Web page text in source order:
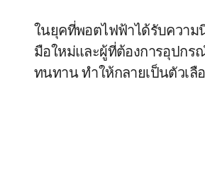
ในยุคที่พอตไฟฟ้าได้รับความ
มือใหม่และผู้ที่ต้องการอุปกร
ทนทาน ทำให้กลายเป็นตัวเลื